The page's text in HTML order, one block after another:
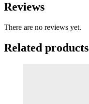
Reviews
There are no reviews yet.
Related products